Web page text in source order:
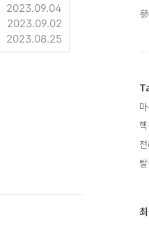
2023.09.04
2023.09.02
2023.08.25